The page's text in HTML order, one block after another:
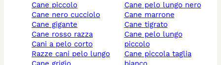
cane piccolo
cane nero cucciolo
cane gigante
cane rosso razza
cani a pelo corto
razze cani pelo lungo
cane pelo lungo nero
cane marrone
cane tigrato
cane pelo lungo
piccolo
cane piccola taglia